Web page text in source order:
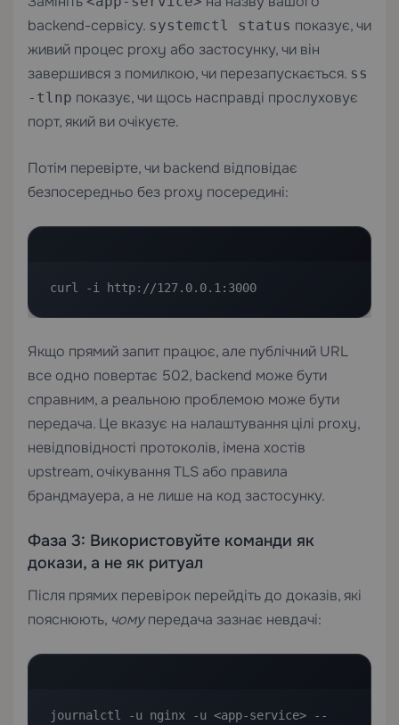
backend-сервісу. systemctl status показує, чи
живий процес proxy або застосунку, чи він
завершився з помилкою, чи перезапускається. ss
-tlnp показує, чи щось насправді прослуховує
порт, який ви очікуєте.
Потім перевірте, чи backend відповідає
безпосередньо без proxy посередині:
curl -i http://127.0.0.1:3000
Якщо прямий запит працює, але публічний URL
все одно повертає 502, backend може бути
справним, а реальною проблемою може бути
передача. Це вказує на налаштування цілі proxy,
невідповідності протоколів, імена хостів
upstream, очікування TLS або правила
брандмауера, а не лише на код застосунку.
Фаза 3: Використовуйте команди як
докази, а не як ритуал
Після прямих перевірок перейдіть до доказів, які
пояснюють, чомупередача зазнає невдачі:
journalctl -u nginx -u <app-service> --